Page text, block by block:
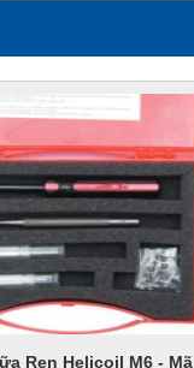
Ren Helicoil M6 - Mã